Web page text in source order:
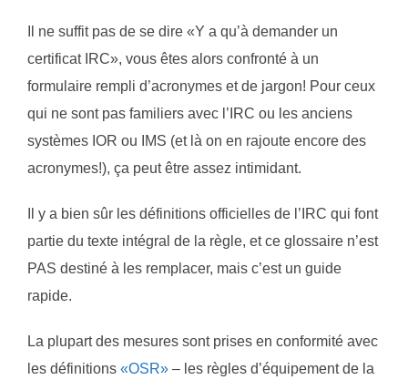
Il ne suffit pas de se dire «Y a qu’à demander un
certificat IRC», vous êtes alors confronté à un
formulaire rempli d’acronymes et de jargon! Pour ceux
qui ne sont pas familiers avec l’IRC ou les anciens
systèmes IOR ou IMS (et là on en rajoute encore des
acronymes!), ça peut être assez intimidant.
Il y a bien sûr les définitions officielles de l’IRC qui font
partie du texte intégral de la règle, et ce glossaire n’est
PAS destiné à les remplacer, mais c’est un guide
rapide.
La plupart des mesures sont prises en conformité avec
les définitions «OSR» – les règles d’équipement de la